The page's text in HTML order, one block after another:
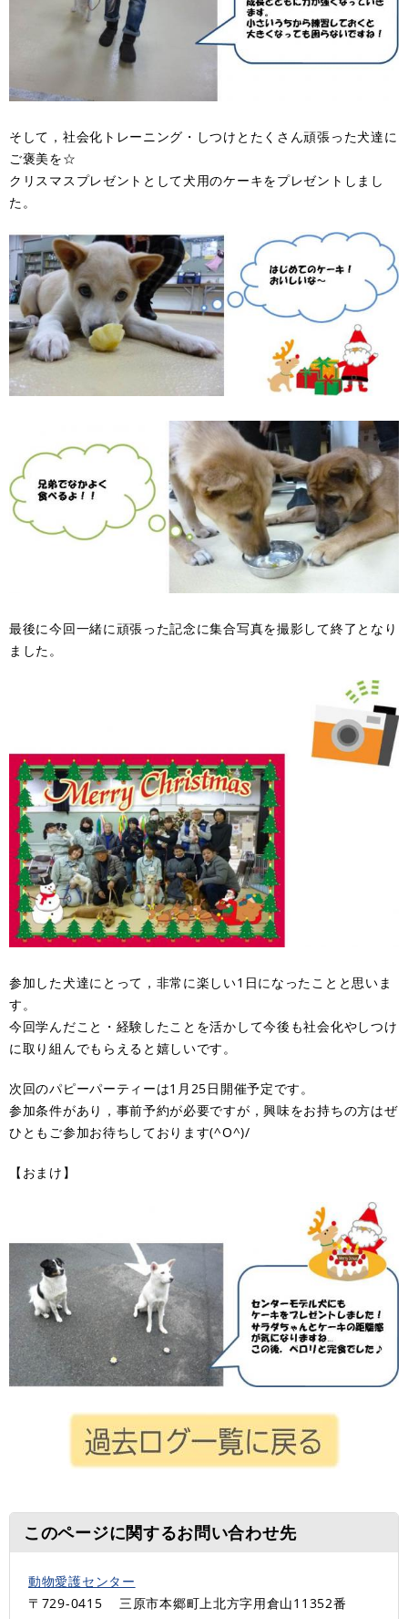
そして，社会化トレーニング・しつけとたくさん頑張った犬達に
ご褒美を☆
クリスマスプレゼントとして犬用のケーキをプレゼントしまし
た。
最後に今回一緒に頑張った記念に集合写真を撮影して終了となり
ました。
参加した犬達にとって，非常に楽しい1日になったことと思いま
す。
今回学んだこと・経験したことを活かして今後も社会化やしつけ
に取り組んでもらえると嬉しいです。
次回のパピーパーティーは1月25日開催予定です。
参加条件があり，事前予約が必要ですが，興味をお持ちの方はぜ
ひともご参加お待ちしております(^O^)/
【おまけ】
このページに関するお問い合わせ先
動物愛護センター
〒729-0415
三原市本郷町上北方字用倉山11352番